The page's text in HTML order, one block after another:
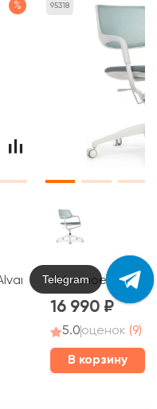
%
(A1815)
95318
Офисное кресло
16 990
5.0оценок (9)
В корзину
Max